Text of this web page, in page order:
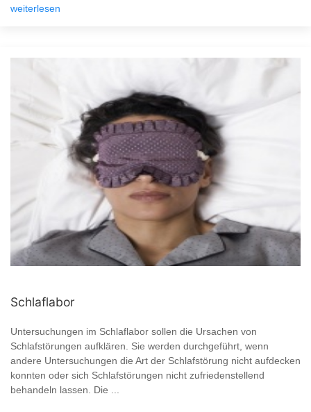
weiterlesen
Schlaflabor
Untersuchungen im Schlaflabor sollen die Ursachen von
Schlafstörungen aufklären. Sie werden durchgeführt, wenn
andere Untersuchungen die Art der Schlafstörung nicht aufdecken
konnten oder sich Schlafstörungen nicht zufriedenstellend
behandeln lassen. Die ...